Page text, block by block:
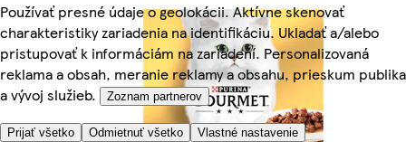
Používať presné údaje o geolokácii. Aktívne skenovať
charakteristiky zariadenia na identifikáciu. Ukladať a/alebo
pristupovať k informáciám na zariadení. Personalizovaná
reklama a obsah, meranie reklamy a obsahu, prieskum publika
a vývoj služieb.
Zoznam partnerov
Prijať všetko Odmietnuť všetko Vlastné nastavenie